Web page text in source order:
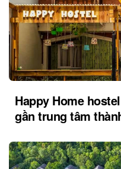
Happy Home
gần trung tâm